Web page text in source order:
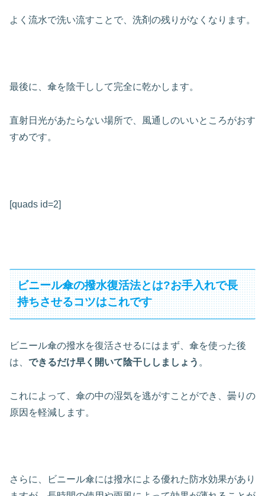
よく流水で洗い流すことで、洗剤の残りがなくなります。
最後に、傘を陰干しして完全に乾かします。
直射日光があたらない場所で、風通しのいいところがおす
すめです。
[quads id=2]
ビニール傘の撥水復活法とは?お手入れで長
持ちさせるコツはこれです
ビニール傘の撥水を復活させるにはまず、傘を使った後
は、 できるだけ早く開いて陰干ししましょう 。
これによって、傘の中の湿気を逃がすことができ、曇りの
原因を軽減します。
さらに、ビニール傘には撥水による優れた防水効果があり